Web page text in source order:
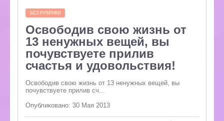
БЕЗ РУБРИКИ
Освободив свою жизнь от
13 ненужных вещей, вы
почувствуете прилив
счастья и удовольствия!
Освободив свою жизнь от 13 ненужных вещей, вы
почувствуете прилив сч...
Опубликовано: 30 Мая 2013